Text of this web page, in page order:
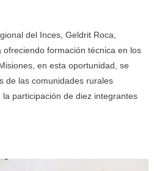
del Inces, Geldrit Roca,
formación técnica en los
en esta oportunidad, se
de las comunidades rurales
participación de diez integrantes